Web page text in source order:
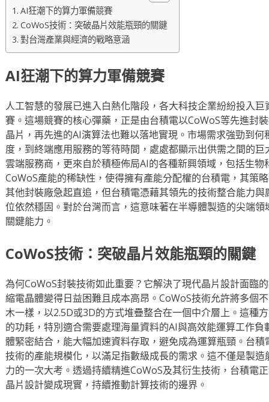
AI狂潮下的算力軍備競賽
CoWoS技術：突破晶片效能瓶頸的關鍵
對台灣產業與經濟的戰略意涵
AI狂潮下的算力軍備競賽
人工智慧的發展已進入白熱化階段，各大科技企業紛紛投入
賽。這場競賽的核心彈藥，正是由台積電以CoWoS等先進封
晶片，再先進的AI演算法也難以落地實現。市場需求強勁到
度，到終端應用服務的等待時間，處處都顯示出供需之間的
雲端服務商，更來自於積極佈局AI的各種新興領域，包括生
CoWoS產能的稀缺性，使得擁有產能分配權的台積電，其策
其他封裝廠急起直追，但台積電憑藉其領先的技術整合能力
位依然穩固。對於台灣而言，這意味著在半導體製造的尖端
關鍵能力。
CoWoS技術：突破晶片效能瓶頸的關鍵
為何CoWoS封裝技術如此重要？它解決了現代晶片設計面臨
縮電晶體變得日益困難且成本高昂。CoWoS技術允許將多個
木一樣，以2.5D或3D的方式堆疊整合在一個中介層上。這種
的功耗，特別適合需要處理海量資料的AI與高效能運算工作
體緊密結合，能大幅加速資料存取，避免成為運算瓶頸。台
技術的產能規模化，以滿足指數級成長的需求。這不僅是製
力的一次大考。透過持續精進CoWoS及其衍生技術，台積電
晶片設計變成現實，持續推動計算技術的邊界。